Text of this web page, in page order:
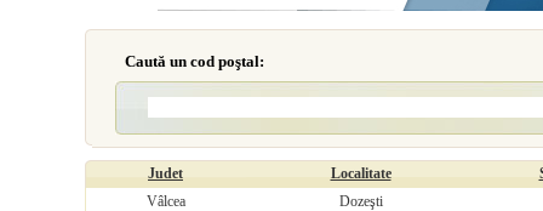
Caută un cod poştal:
Judet Localitate
Vâlcea
Dozeşti